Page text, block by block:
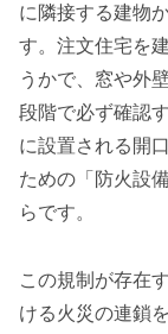
に隣接する建物
す。注文住宅を
うかで、窓や外
段階で必ず確認
に設置される開
ための「防火設
らです。
この規制が存在
ける火災の連鎖